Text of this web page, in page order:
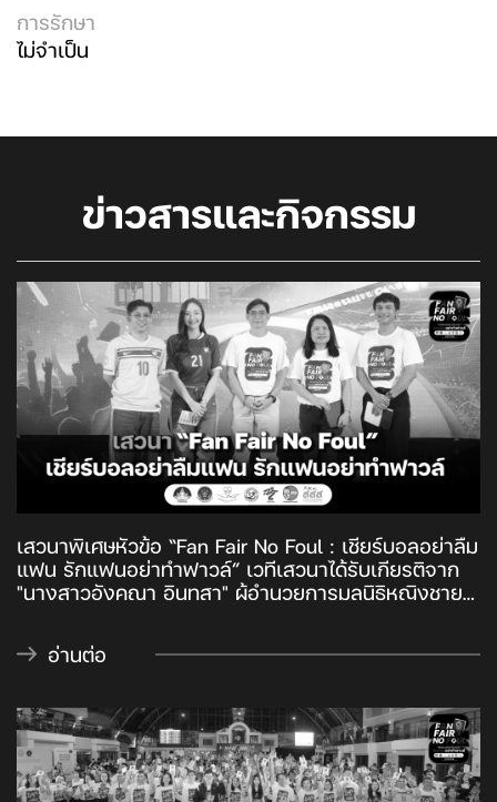
การรักษา
ไม่จำเป็น
ข่าวสารและกิจกรรม
เสวนาพิเศษหัวข้อ “Fan Fair No Foul : เชียร์บอลอย่าลืม
แฟน รักแฟนอย่าทำฟาวล์” เวทีเสวนาได้รับเกียรติจาก
"นางสาวอังคณา อินทสา" ผู้อำนวยการมูลนิธิหญิงชาย
หยุดพนัน และคู่รัก “แฟนบอล” เจ-วรปัฐ อรุณภักดี และ
มิ้น-ณิญารินทร์ ปฐมรัตน์วรกุล ร่วมแลกเปลี่ยนมุมมอง
ฟุตบอลเป็นพื้นที่สร้างความสุข ความเข้าใจ และความ
สัมพันธ์ที่ดีในครอบครัว
อ่านต่อ